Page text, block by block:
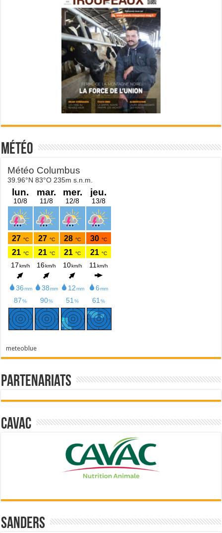
Météo
meteoblue
Partenariats
Cavac
Sanders